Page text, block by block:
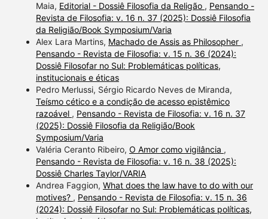
Maia, Editorial - Dossiê Filosofia da Religão , Pensando -
Revista de Filosofia: v. 16 n. 37 (2025): Dossiê Filosofia
da Religião/Book Symposium/Varia
Alex Lara Martins, Machado de Assis as Philosopher ,
Pensando - Revista de Filosofia: v. 15 n. 36 (2024):
Dossiê Filosofar no Sul: Problemáticas políticas,
institucionais e éticas
Pedro Merlussi, Sérgio Ricardo Neves de Miranda,
Teísmo cético e a condição de acesso epistêmico
razoável , Pensando - Revista de Filosofia: v. 16 n. 37
(2025): Dossiê Filosofia da Religião/Book
Symposium/Varia
Valéria Ceranto Ribeiro, O Amor como vigilância ,
Pensando - Revista de Filosofia: v. 16 n. 38 (2025):
Dossiê Charles Taylor/VARIA
Andrea Faggion, What does the law have to do with our
motives? , Pensando - Revista de Filosofia: v. 15 n. 36
(2024): Dossiê Filosofar no Sul: Problemáticas políticas,